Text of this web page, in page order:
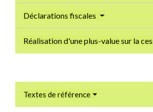
Déclarations fiscales
Réalisation d'une plus-value sur la
Textes de référence